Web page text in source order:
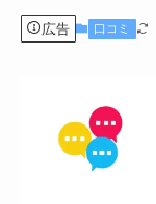
広告 口コミ